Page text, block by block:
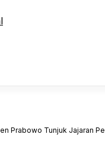
Prabowo Tunjuk Jajaran